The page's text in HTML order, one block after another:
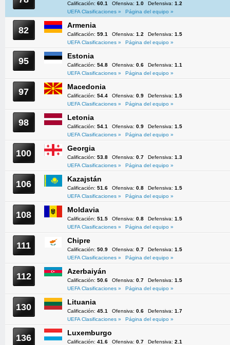
Calificación: 60.1 Ofensiva: 1.0 Defensiva: 1.2
UEFA Clasificaciones »
Página del equipo »
82 Armenia
Calificación: 59.1 Ofensiva: 1.2 Defensiva: 1.5
UEFA Clasificaciones »
Página del equipo »
95 Estonia
Calificación: 54.8 Ofensiva: 0.6 Defensiva: 1.1
UEFA Clasificaciones »
Página del equipo »
97 Macedonia
Calificación: 54.4 Ofensiva: 0.9 Defensiva: 1.5
UEFA Clasificaciones »
Página del equipo »
98 Letonia
Calificación: 54.1 Ofensiva: 0.9 Defensiva: 1.5
UEFA Clasificaciones »
Página del equipo »
100 Georgia
Calificación: 53.8 Ofensiva: 0.7 Defensiva: 1.3
UEFA Clasificaciones »
Página del equipo »
106 Kazajstán
Calificación: 51.6 Ofensiva: 0.8 Defensiva: 1.5
UEFA Clasificaciones »
Página del equipo »
108 Moldavia
Calificación: 51.5 Ofensiva: 0.8 Defensiva: 1.5
UEFA Clasificaciones »
Página del equipo »
111 Chipre
Calificación: 50.9 Ofensiva: 0.7 Defensiva: 1.5
UEFA Clasificaciones »
Página del equipo »
112 Azerbaiyán
Calificación: 50.6 Ofensiva: 0.7 Defensiva: 1.5
UEFA Clasificaciones »
Página del equipo »
130 Lituania
Calificación: 45.1 Ofensiva: 0.6 Defensiva: 1.7
UEFA Clasificaciones »
Página del equipo »
136 Luxemburgo
Calificación: 41.6 Ofensiva: 0.7 Defensiva: 2.1